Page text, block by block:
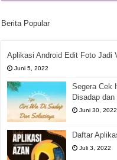
Berita Popular
Aplikasi Android Edit Foto Jadi
Juni 5, 2022
Segera Cek
Disadap
Juni 30, 2022
Daftar
Juli 3, 2022